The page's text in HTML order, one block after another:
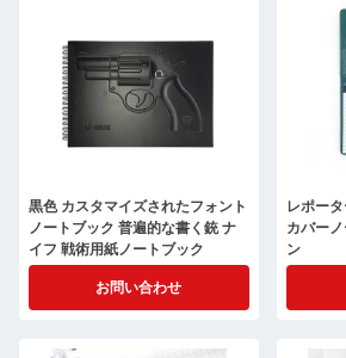
黒色 カスタマイズされたフォント
ノートブック 普遍的な書く銃 ナ
イフ 戦術用紙ノートブック
お問い合わせ
レポー
カバー
ン